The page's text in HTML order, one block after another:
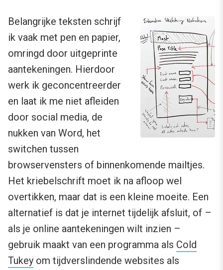
Belangrijke teksten schrijf
ik vaak met pen en papier,
omringd door uitgeprinte
aantekeningen. Hierdoor
werk ik geconcentreerder
en laat ik me niet afleiden
door social media, de
nukken van Word, het
switchen tussen
browservensters of binnenkomende mailtjes.
Het kriebelschrift moet ik na afloop wel
overtikken, maar dat is een kleine moeite. Een
alternatief is dat je internet tijdelijk afsluit, of –
als je online aantekeningen wilt inzien –
gebruik maakt van een programma als Cold
Tukey om tijdverslindende websites als